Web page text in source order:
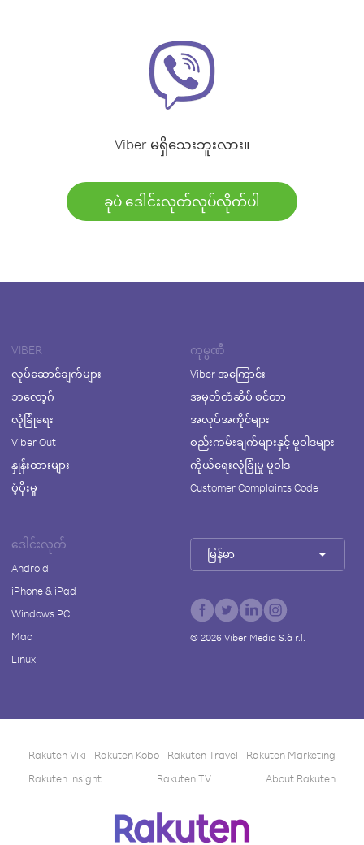
Viber မရှိသေးဘူးလား။
ခုပဲ ဒေါင်းလုတ်လုပ်လိုက်ပါ
VIBER
လုပ်ဆောင်ချက်များ
ဘလော့ဂ်
လုံခြုံရေး
Viber Out
နှုန်းထားများ
ပံ့ပိုးမှု
ကုမ္ပဏီ
Viber အကြောင်း
အမှတ်တံဆိပ် စင်တာ
အလုပ်အကိုင်များ
စည်းကမ်းချက်များနှင့် မူဝါဒများ
ကိုယ်ရေးလုံခြုံမှု မူဝါဒ
Customer Complaints Code
ဒေါင်းလုတ်
Android
iPhone & iPad
Windows PC
Mac
Linux
မြန်မာ
© 2026Viber Media S.à r.l.
Rakuten Viki Rakuten Kobo Rakuten Travel
Rakuten Marketing
Rakuten Insight
Rakuten TV About Rakuten